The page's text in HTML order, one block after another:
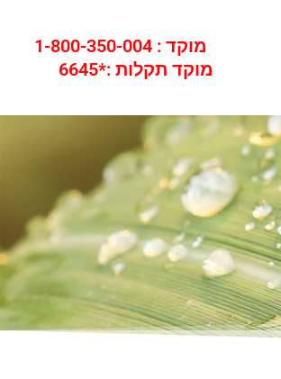
מוקד : 1-800-350-004
מוקד תקלות :*6645